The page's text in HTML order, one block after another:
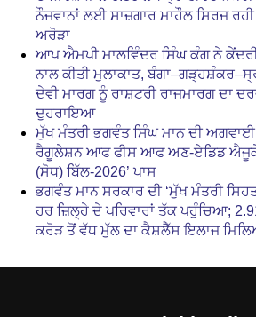
ਨੌਜਵਾਨਾਂ ਲਈ ਸਾਜ਼ਗਾਰ ਮਾਹੌਲ ਸਿਰਜ
ਅਰੋੜਾ
ਆਪ ਐਮਪੀ ਮਾਲਵਿੰਦਰ ਸਿੰਘ ਕੰਗ ਨੇ ਕੇਂਦਰੀ
ਨਾਲ ਕੀਤੀ ਮੁਲਾਕਾਤ,
ਦੇਵੀ ਮਾਰਗ ਨੂੰ ਰਾਸ਼ਟਰੀ ਰਾਜਮਾਰਗ ਦਾ
ਦੁਹਰਾਇਆ
ਮੁੱਖ ਮੰਤਰੀ ਭਗਵੰਤ ਸਿੰਘ ਮਾਨ ਦੀ ਅਗਵਾਈ
ਰੈਗੂਲੇਸ਼ਨ ਆਫ ਫੀਸ ਆਫ ਅਣ-ਏਡਿਡ
(ਸੋਧ) ਬਿੱਲ-2026’ ਪਾਸ
ਭਗਵੰਤ ਮਾਨ ਸਰਕਾਰ ਦੀ ‘ਮੁੱਖ ਮੰਤਰੀ
ਹਰ ਜ਼ਿਲ੍ਹੇ ਦੇ ਪਰਿਵਾਰਾਂ ਤੱਕ ਪਹੁੰਚਿਆ;
ਕਰੋੜ ਤੋਂ ਵੱਧ ਮੁੱਲ ਦਾ ਕੈਸ਼ਲੈੱਸ ਇਲਾਜ